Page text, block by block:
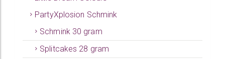
PartyXplosion Schmink
Schmink 30 gram
Splitcakes 28 gram